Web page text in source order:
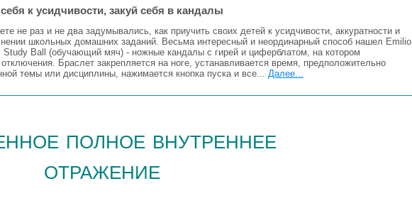
к усидчивости, закуй себя в кандалы
не раз и не два задумывались, как приучить своих детей к усидчивости, аккуратности и
школьных домашних заданий. Весьма интересный и неординарный способ нашел Emilio
Study Ball (обучающий мяч) - ножные кандалы с гирей и циферблатом, на котором
Браслет закрепляется на ноге, устанавливается время, предположительно
темы или дисциплины, нажимается кнопка пуска и все... Далее...
полное внутреннее
отражение